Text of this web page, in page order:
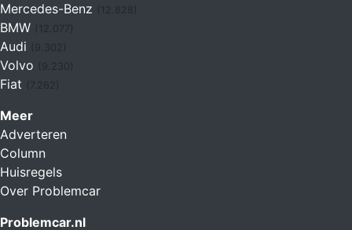
Mercedes-Benz
BMW
Audi
Volvo
Fiat (7.262)
Meer
Adverteren
Column
Huisregels
Over Problemcar
Problemcar.nl